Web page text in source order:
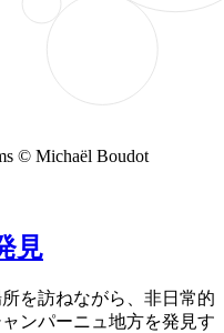
見
を訪ねながら、非日常的
ンパーニュ地方を発見す